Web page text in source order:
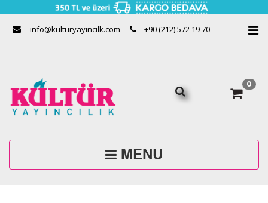
info@kulturyayincilk.com +90 (212) 572 19 70
0
MENU